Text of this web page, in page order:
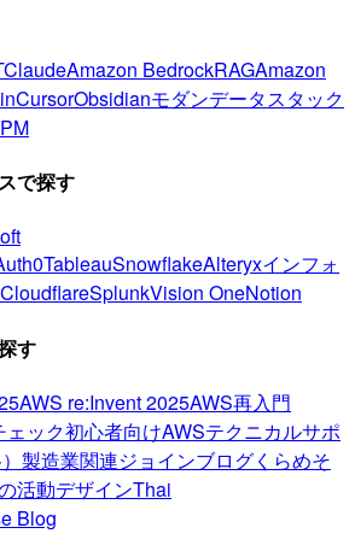
ClaudeAmazon BedrockRAGAmazon
CursorObsidianモダンデータスタック
PM
で探す
TableauSnowflakeAlteryxインフォ
CloudflareSplunkVision OneNotion
す
AWS re:Invent 2025AWS再入門
ック初心者向けAWSテクニカルサポ
製造業関連ジョインブログくらめそ
活動デザインThai
Blog